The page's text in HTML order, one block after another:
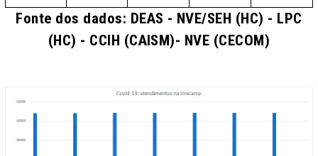
Fonte dos dados: DEAS - NVE/SEH (HC) - LPC
(HC) - CCIH (CAISM)- NVE (CECOM)